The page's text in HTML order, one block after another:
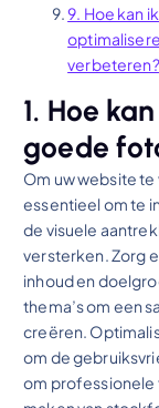
9. Hoe kan
verbeteren?
1. Hoe
goede
Om uw website
essentieel om te
de visuele
versterken. Zorg
inhoud en
thema’s om een
creëren.
om de
om professionele